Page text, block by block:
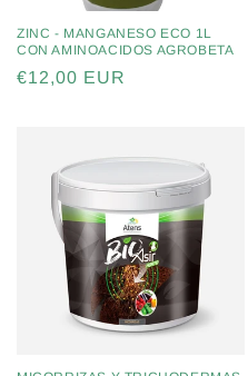
ZINC - MANGANESO ECO 1L
CON AMINOACIDOS AGROBETA
Precio
€12,00 EUR